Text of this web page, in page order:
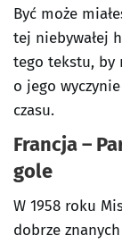
Być może
tej niebywałej
tego tekstu, by
o jego
czasu.
Francja –
gole
W 1958 roku
dobrze